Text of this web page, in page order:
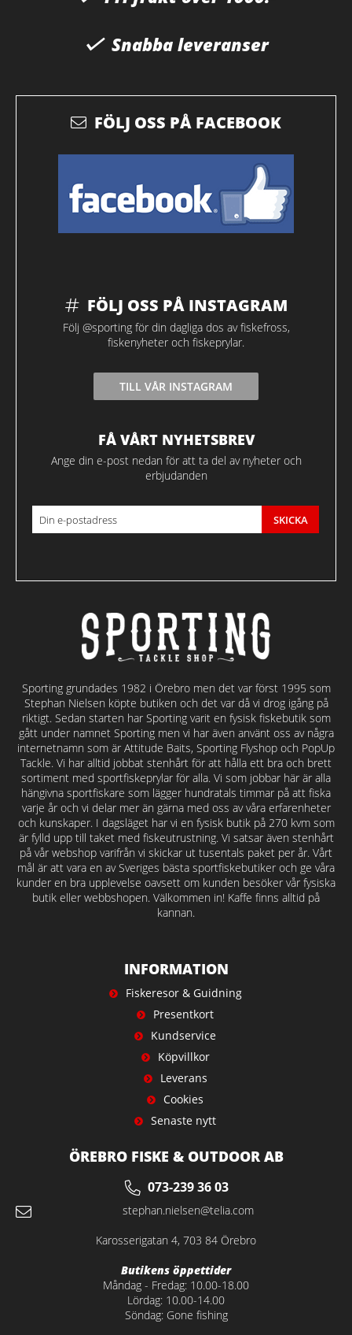
Snabba leveranser
FÖLJ OSS PÅ FACEBOOK
FÖLJ OSS PÅ INSTAGRAM
Följ @sporting för din dagliga dos av fiskefross,
fiskenyheter och fiskeprylar.
TILL VÅR INSTAGRAM
FÅ VÅRT NYHETSBREV
Ange din e-post nedan för att ta del av nyheter och
erbjudanden
SKICKA
Sporting grundades 1982 i Örebro men det var först 1995 som
Stephan Nielsen köpte butiken och det var då vi drog igång på
riktigt. Sedan starten har Sporting varit en fysisk fiskebutik som
gått under namnet Sporting men vi har även använt oss av några
internetnamn som är Attitude Baits, Sporting Flyshop och PopUp
Tackle. Vi har alltid jobbat stenhårt för att hålla ett bra och brett
sortiment med sportfiskeprylar för alla. Vi som jobbar här är alla
hängivna sportfiskare som lägger hundratals timmar på att fiska
varje år och vi delar mer än gärna med oss av våra erfarenheter
och kunskaper. I dagsläget har vi en fysisk butik på 270 kvm som
är fylld upp till taket med fiskeutrustning. Vi satsar även stenhårt
på vår webshop varifrån vi skickar ut tusentals paket per år. Vårt
mål är att vara en av Sveriges bästa sportfiskebutiker och ge våra
kunder en bra upplevelse oavsett om kunden besöker vår fysiska
butik eller webbshopen. Välkommen in! Kaffe finns alltid på
kannan.
INFORMATION
Fiskeresor & Guidning
Presentkort
Kundservice
Köpvillkor
Leverans
Cookies
Senaste nytt
ÖREBRO FISKE & OUTDOOR AB
073-239 36 03
stephan.nielsen@telia.com
Karosserigatan 4, 703 84 Örebro
Butikens öppettider
Måndag - Fredag: 10.00-18.00
Lördag: 10.00-14.00
Söndag: Gone fishing